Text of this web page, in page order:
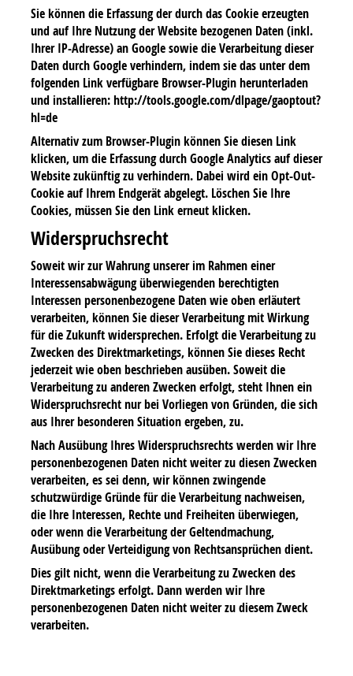
Sie können die Erfassung der durch das Cookie erzeugten
und auf Ihre Nutzung der Website bezogenen Daten (inkl.
Ihrer IP-Adresse) an Google sowie die Verarbeitung dieser
Daten durch Google verhindern, indem sie das unter dem
folgenden Link verfügbare Browser-Plugin herunterladen
und installieren: http://tools.google.com/dlpage/gaoptout?
hl=de
Alternativ zum Browser-Plugin können Sie diesen Link
klicken, um die Erfassung durch Google Analytics auf dieser
Website zukünftig zu verhindern. Dabei wird ein Opt-Out-
Cookie auf Ihrem Endgerät abgelegt. Löschen Sie Ihre
Cookies, müssen Sie den Link erneut klicken.
Widerspruchsrecht
Soweit wir zur Wahrung unserer im Rahmen einer
Interessensabwägung überwiegenden berechtigten
Interessen personenbezogene Daten wie oben erläutert
verarbeiten, können Sie dieser Verarbeitung mit Wirkung
für die Zukunft widersprechen. Erfolgt die Verarbeitung zu
Zwecken des Direktmarketings, können Sie dieses Recht
jederzeit wie oben beschrieben ausüben. Soweit die
Verarbeitung zu anderen Zwecken erfolgt, steht Ihnen ein
Widerspruchsrecht nur bei Vorliegen von Gründen, die sich
aus Ihrer besonderen Situation ergeben, zu.
Nach Ausübung Ihres Widerspruchsrechts werden wir Ihre
personenbezogenen Daten nicht weiter zu diesen Zwecken
verarbeiten, es sei denn, wir können zwingende
schutzwürdige Gründe für die Verarbeitung nachweisen,
die Ihre Interessen, Rechte und Freiheiten überwiegen,
oder wenn die Verarbeitung der Geltendmachung,
Ausübung oder Verteidigung von Rechtsansprüchen dient.
Dies gilt nicht, wenn die Verarbeitung zu Zwecken des
Direktmarketings erfolgt. Dann werden wir Ihre
personenbezogenen Daten nicht weiter zu diesem Zweck
verarbeiten.